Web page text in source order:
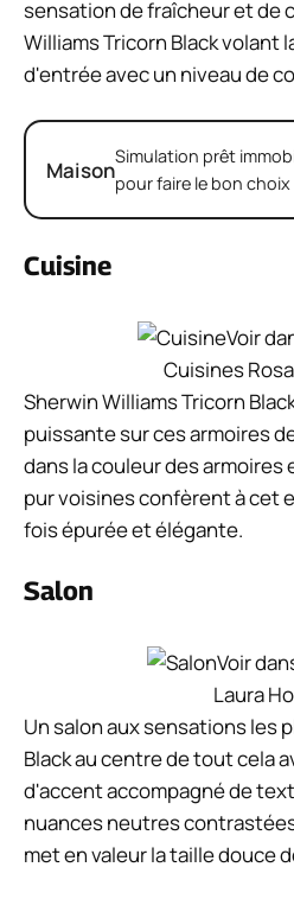
sensation de fraîcheur et de
Williams Tricorn Black volant
d'entrée avec un niveau de
MaisonSimulation prêt
pour faire le bon choix
Cuisine
Voir
Cuisines
Sherwin Williams Tricorn
puissante sur ces armoires
dans la couleur des
pur voisines confèrent à cet
fois épurée et élégante.
Salon
Voir
Laura
Un salon aux sensations les
Black au centre de tout cela
d'accent accompagné de
nuances neutres
met en valeur la taille douce